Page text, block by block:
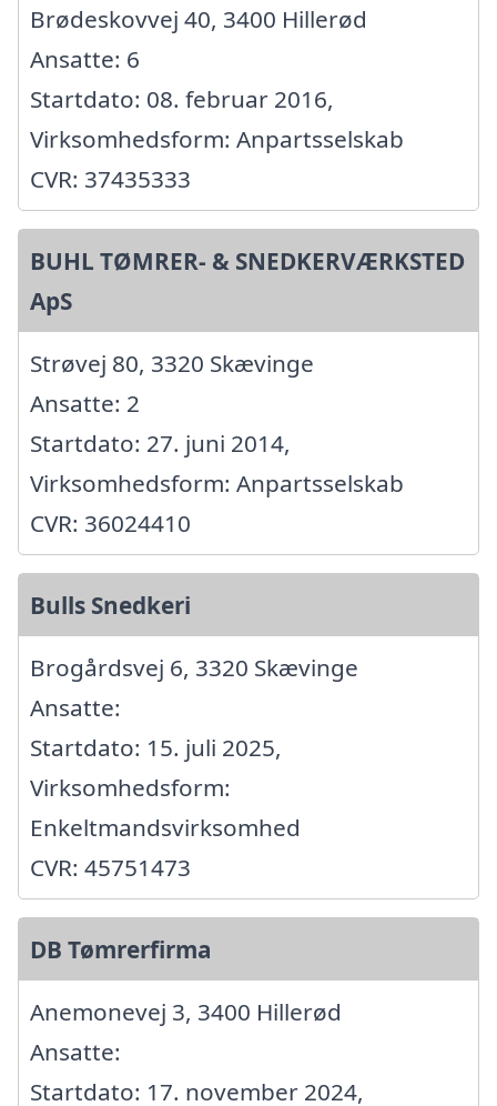
Brødeskovvej 40, 3400 Hillerød
Ansatte: 6
Startdato: 08. februar 2016,
Virksomhedsform: Anpartsselskab
CVR: 37435333
BUHL TØMRER- & SNEDKERVÆRKSTED
ApS
Strøvej 80, 3320 Skævinge
Ansatte: 2
Startdato: 27. juni 2014,
Virksomhedsform: Anpartsselskab
CVR: 36024410
Bulls Snedkeri
Brogårdsvej 6, 3320 Skævinge
Ansatte:
Startdato: 15. juli 2025,
Virksomhedsform:
Enkeltmandsvirksomhed
CVR: 45751473
DB Tømrerfirma
Anemonevej 3, 3400 Hillerød
Ansatte:
Startdato: 17. november 2024,